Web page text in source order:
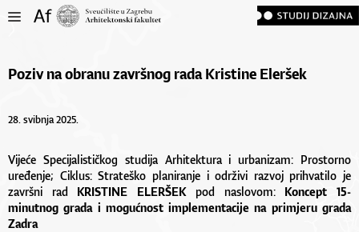
Poziv na obranu završnog rada Kristine Eleršek
28. svibnja 2025.
Vijeće Specijalističkog studija Arhitektura i urbanizam: Prostorno
uređenje; Ciklus: Strateško planiranje i održivi razvoj prihvatilo je
završni rad KRISTINE ELERŠEKpod naslovom: Koncept 15-
minutnog grada i mogućnost implementacije na primjeru grada
Zadra